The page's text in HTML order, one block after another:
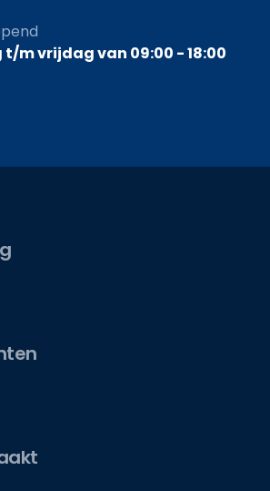
m vrijdag van 09:00 - 18:00